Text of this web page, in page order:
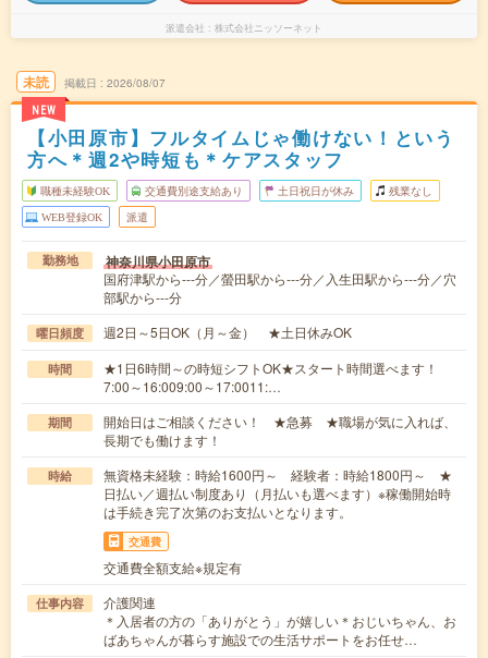
派遣会社 株式会社ニッソーネット
未読
NEW
掲載日 2026/08/07
【小田原市】フルタイムじゃ働けない！という
方へ＊週2や時短も＊ケアスタッフ
職種未経験OK 交通費別途支給あり 土日祝日が休み 残業なし
WEB登録OK 派遣
勤務地 神奈川県小田原市
国府津駅から---分／螢田駅から---分／入生田駅から---分／穴
部駅から---分
曜日頻度 週2日～5日OK（月～金） ★土日休みOK
時間
★1日6時間～の時短シフトOK★スタート時間選べます！
7:00～16:009:00～17:0011:…
期間
開始日はご相談ください！ ★急募 ★職場が気に入れば、
長期でも働けます！
時給
無資格未経験：時給1600円～ 経験者：時給1800円～ ★
日払い／週払い制度あり（月払いも選べます）※稼働開始時
は手続き完了次第のお支払いとなります。
交通費
交通費全額支給※規定有
仕事内容
介護関連
＊入居者の方の「ありがとう」が嬉しい＊おじいちゃん、お
ばあちゃんが暮らす施設での生活サポートをお任せ…